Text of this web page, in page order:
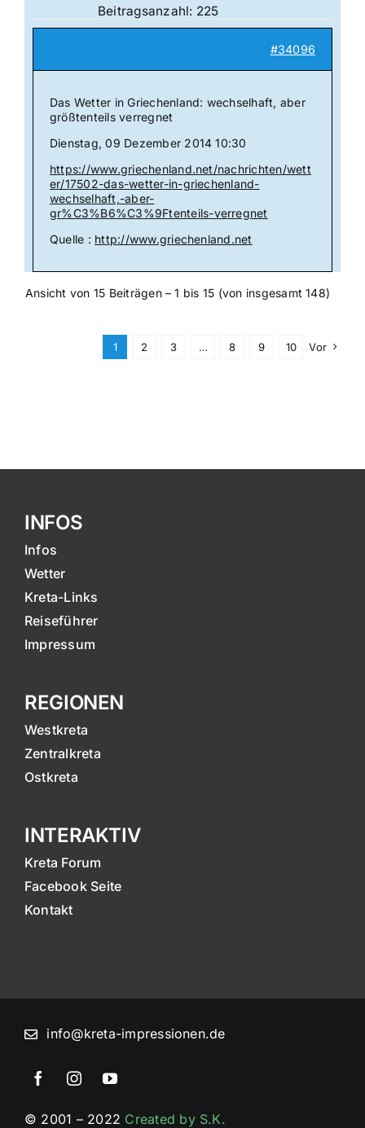
Beitragsanzahl: 225
#34096
Das Wetter in Griechenland: wechselhaft, aber
größtenteils verregnet
Dienstag, 09 Dezember 2014 10:30
https://www.griechenland.net/nachrichten/wett
er/17502-das-wetter-in-griechenland-
wechselhaft,-aber-
gr%C3%B6%C3%9Ftenteils-verregnet
Quelle : http://www.griechenland.net
Ansicht von 15 Beiträgen – 1 bis 15 (von insgesamt 148)
1 2 3 … 8 9 10 Vor
INFOS
Infos
Wetter
Kreta-Links
Reiseführer
Impressum
REGIONEN
Westkreta
Zentralkreta
Ostkreta
INTERAKTIV
Kreta Forum
Facebook Seite
Kontakt
info@kreta-impressionen.de
© 2001 – 2022 Created by S.K.